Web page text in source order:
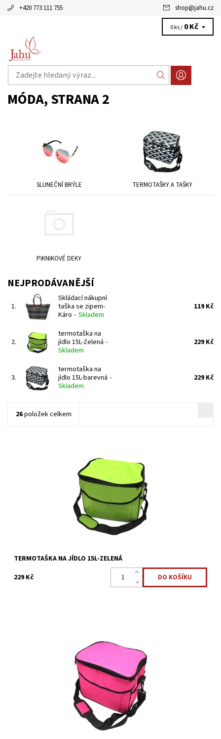
+420 773 111 755 shop@jahu.cz
0 ks / 0 Kč
MÓDA, STRANA 2
SLUNEČNÍ BRÝLE TERMOTAŠKY A TAŠKY
PIKNIKOVÉ DEKY
NEJPRODÁVANĚJŠÍ
1.
Skládací nákupní
taška se zipem-
Káro –Skladem
119 Kč
2.
termotaška na
jídlo 15L-Zelená –
Skladem
229 Kč
3.
termotaška na
jídlo 15L-barevná –
Skladem
229 Kč
26položek celkem
Často jezdíte kempovat, na pláž nebo na piknik, ale nevíte, do
čeho zabalit svačinu a pití? Pro tyto výlety je ideální termotaška,
která je ideální pro přepravu nákupu nebo...
Skladem 2 ks
TERMOTAŠKA NA JÍDLO 15L-ZELENÁ
229 Kč
Často jezdíte kempovat, na pláž nebo na piknik, ale nevíte, do
čeho zabalit svačinu a pití? Pro tyto výlety je ideální termotaška,
která je ideální pro přepravu nákupu nebo...
Skladem 5 ks